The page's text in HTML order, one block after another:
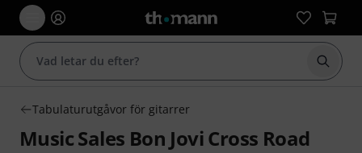
Börja
Tabulaturutgåvor för gitarrer
Music Sales Bon Jovi Cross Road